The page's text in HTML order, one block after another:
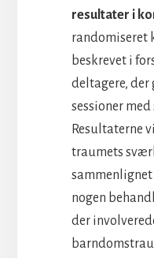
resultater i
randomiseret
beskrevet i
deltagere, der
sessioner
Resultaterne
traumets
nogen
der